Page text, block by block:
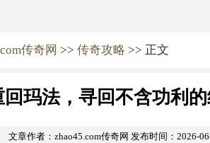
传奇网 >> 传奇攻略 >> 正文
回玛法，寻回不含功利
文章作者：zhao45.com传奇网 发布时间：2026-